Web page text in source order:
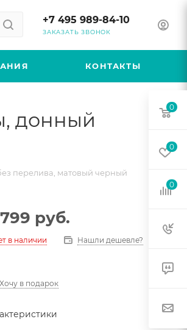
+7 495 989-84-10
ЗАКАЗАТЬ ЗВОНОК
КОНТАКТЫ
донный
перелива, матовый черный
руб.
в наличии Нашли дешевле?
Хочу в подарок
0
0
0